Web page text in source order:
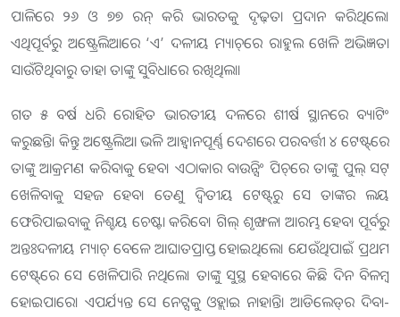
ପାଳିରେ ୨୬ ଓ ୭୭ ରନ୍‌ କରି ଭାରତକୁ ଦୃଢ଼ତା ପ୍ରଦାନ କରିଥିଲେ।
ଏଥିପୂର୍ବରୁ ଅଷ୍ଟ୍ରେଲିଆରେ ‘ଏ’ ଦଳୀୟ ମ୍ୟାଚ୍‌ରେ ରାହୁଲ ଖେଳି ଅଭିଜ୍ଞତା
ସାଉଁଟିଥିବାରୁ ତାହା ତାଙ୍କୁ ସୁବିଧାରେ ରଖିଥିଲା।
ଗତ ୫ ବର୍ଷ ଧରି ରୋହିତ ଭାରତୀୟ ଦଳରେ ଶୀର୍ଷ ସ୍ଥାନରେ ବ୍ୟାଟିଂ
କରୁଛନ୍ତି। କିନ୍ତୁ ଅଷ୍ଟ୍ରେଲିଆ ଭଳି ଆହ୍ବାନପୂର୍ଣ୍ଣ ଦେଶରେ ପରବର୍ତ୍ତୀ ୪ ଟେଷ୍ଟ୍‌ରେ
ତାଙ୍କୁ ଆକ୍ରମଣ କରିବାକୁ ହେବ। ଏଠାକାର ବାଉନ୍ସିଂ ପିଚ୍‌ରେ ତାଙ୍କୁ ପୁଲ୍‌ ସଟ୍‌
ଖେଳିବାକୁ ସହଜ ହେବ। ତେଣୁ ଦ୍ବିତୀୟ ଟେଷ୍ଟ୍‌ରୁ ସେ ତାଙ୍କର ଲୟ
ଫେରିପାଇବାକୁ ନିଶ୍ଚୟ ଚେଷ୍ଟା କରିବେ। ଗିଲ୍‌ ଶୃଙ୍ଖଳା ଆରମ୍ଭ ହେବା ପୂର୍ବରୁ
ଅନ୍ତଃଦଳୀୟ ମ୍ୟାଚ୍ ବେଳେ ଆଘାତପ୍ରାପ୍ତ ହୋଇଥିଲେ। ଯେଉଁଥିପାଇଁ ପ୍ରଥମ
ଟେଷ୍ଟ୍‌ରେ ସେ ଖେଳିପାରି ନଥିଲେ। ତାଙ୍କୁ ସୁସ୍ଥ ହେବାରେ କିଛି ଦିନ ବିଳମ୍ବ
ହୋଇପାରେ। ଏପର୍ଯ୍ୟନ୍ତ ସେ ନେଟ୍ସକୁ ଓହ୍ଲାଇ ନାହାନ୍ତି। ଆଡିଲେଡ୍‌ର ଦିବା-